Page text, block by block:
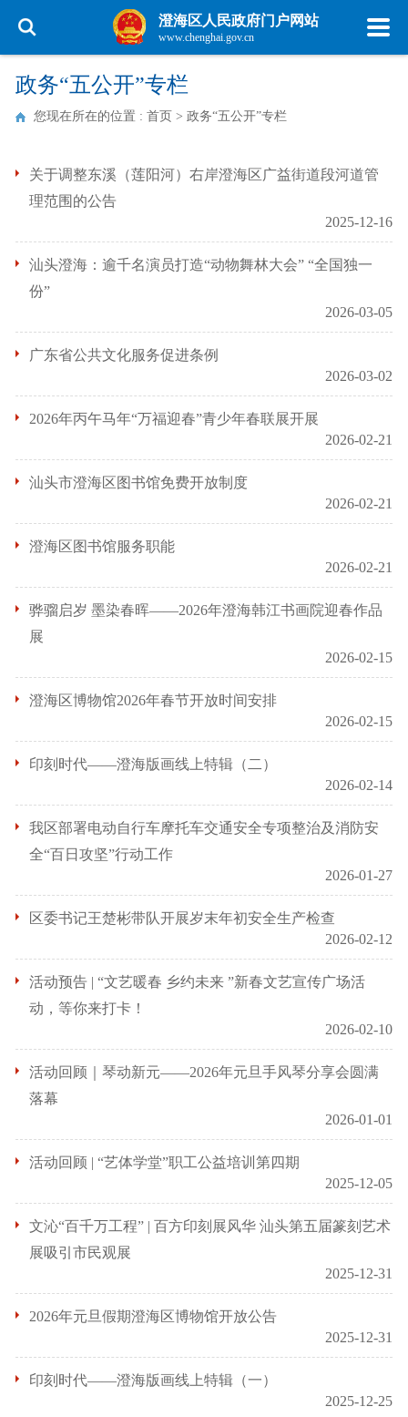
澄海区人民政府门户网站
www.chenghai.gov.cn
政务“五公开”专栏
您现在所在的位置 : 首页 > 政务“五公开”专栏
关于调整东溪（莲阳河）右岸澄海区广益街道段河道管
理范围的公告
2025-12-16
汕头澄海：逾千名演员打造“动物舞林大会” “全国独一
份”
2026-03-05
广东省公共文化服务促进条例
2026-03-02
2026年丙午马年“万福迎春”青少年春联展开展
2026-02-21
汕头市澄海区图书馆免费开放制度
2026-02-21
澄海区图书馆服务职能
2026-02-21
骅骝启岁 墨染春晖——2026年澄海韩江书画院迎春作品
展
2026-02-15
澄海区博物馆2026年春节开放时间安排
2026-02-15
印刻时代——澄海版画线上特辑（二）
2026-02-14
我区部署电动自行车摩托车交通安全专项整治及消防安
全“百日攻坚”行动工作
2026-01-27
区委书记王楚彬带队开展岁末年初安全生产检查
2026-02-12
活动预告 | “文艺暖春 乡约未来 ”新春文艺宣传广场活
动，等你来打卡！
2026-02-10
活动回顾｜琴动新元——2026年元旦手风琴分享会圆满
落幕
2026-01-01
活动回顾 | “艺体学堂”职工公益培训第四期
2025-12-05
文沁“百千万工程” | 百方印刻展风华 汕头第五届篆刻艺术
展吸引市民观展
2025-12-31
2026年元旦假期澄海区博物馆开放公告
2025-12-31
印刻时代——澄海版画线上特辑（一）
2025-12-25